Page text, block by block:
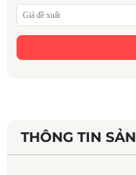
THÔNG TIN